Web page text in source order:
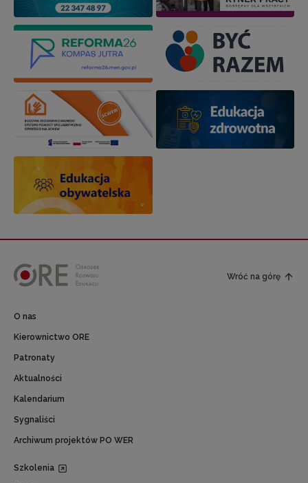
Wróć na górę
O nas
Kierownictwo ORE
Patronaty
Aktualności
Kalendarium
Sygnaliści
Archiwum projektów PO WER
Szkolenia